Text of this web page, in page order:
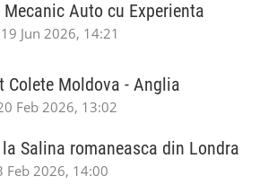
Auto cu Experienta
Jun 2026, 14:21
Colete Moldova - Anglia
Feb 2026, 13:02
la Salina romaneasca din Londra
Feb 2026, 14:00